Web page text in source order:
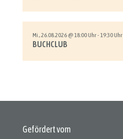
Mi., 26.08.2026 @ 18:00 Uhr - 19:30 Uhr
BUCHCLUB
Gefördert vom